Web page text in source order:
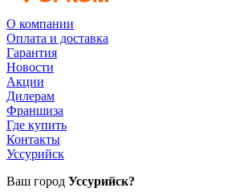
О компании
Оплата и доставка
Гарантия
Новости
Акции
Дилерам
Франшиза
Где купить
Контакты
Уссурийск
Ваш город Уссурийск?